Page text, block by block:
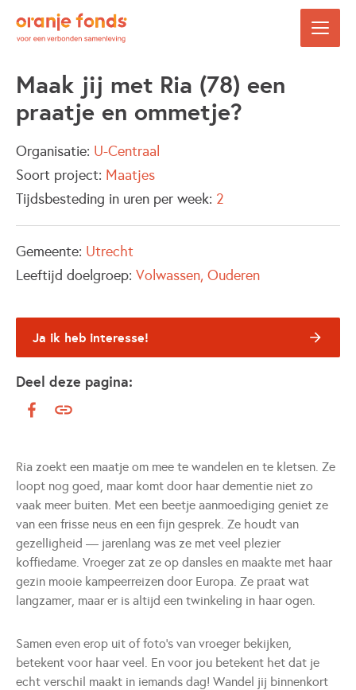
Maak jij met Ria (78) een
praatje en ommetje?
Organisatie: U-Centraal
Soort project: Maatjes
Tijdsbesteding in uren per week: 2
Gemeente: Utrecht
Leeftijd doelgroep: Volwassen Ouderen
Ja ik heb interesse!
Deel deze pagina:
Ria zoekt een maatje om mee te wandelen en te kletsen. Ze
loopt nog goed, maar komt door haar dementie niet zo
vaak meer buiten. Met een beetje aanmoediging geniet ze
van een frisse neus en een fijn gesprek. Ze houdt van
gezelligheid — jarenlang was ze met veel plezier
koffiedame. Vroeger zat ze op dansles en maakte met haar
gezin mooie kampeerreizen door Europa. Ze praat wat
langzamer, maar er is altijd een twinkeling in haar ogen.
Samen even erop uit of foto's van vroeger bekijken,
betekent voor haar veel. En voor jou betekent het dat je
echt verschil maakt in iemands dag! Wandel jij binnenkort